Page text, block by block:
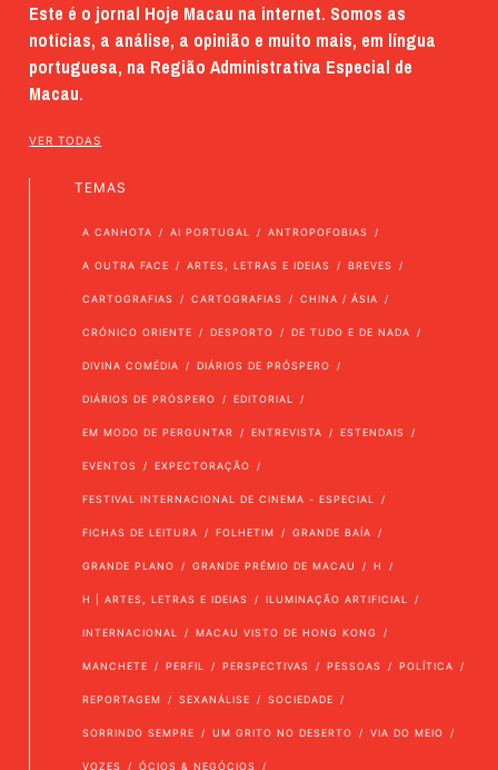
Este é o jornal Hoje Macau na internet. Somos as
notícias, a análise, a opinião e muito mais, em língua
portuguesa, na Região Administrativa Especial de
Macau.
VER TODAS
TEMAS
A CANHOTA AI PORTUGAL ANTROPOFOBIAS
A OUTRA FACE ARTES, LETRAS E IDEIAS BREVES
CARTOGRAFIAS CARTOGRAFIAS CHINA / ÁSIA
CRÓNICO ORIENTE DESPORTO DE TUDO E DE NADA
DIVINA COMÉDIA DIÁRIOS DE PRÓSPERO
DIÁRIOS DE PRÓSPERO EDITORIAL
EM MODO DE PERGUNTAR ENTREVISTA ESTENDAIS
EVENTOS EXPECTORAÇÃO
FESTIVAL INTERNACIONAL DE CINEMA - ESPECIAL
FICHAS DE LEITURA FOLHETIM GRANDE BAÍA
GRANDE PLANO GRANDE PRÉMIO DE MACAU H
H | ARTES, LETRAS E IDEIAS ILUMINAÇÃO ARTIFICIAL
INTERNACIONAL MACAU VISTO DE HONG KONG
MANCHETE PERFIL PERSPECTIVAS PESSOAS POLÍTICA
REPORTAGEM SEXANÁLISE SOCIEDADE
SORRINDO SEMPRE UM GRITO NO DESERTO VIA DO MEIO
VOZES ÓCIOS & NEGÓCIOS